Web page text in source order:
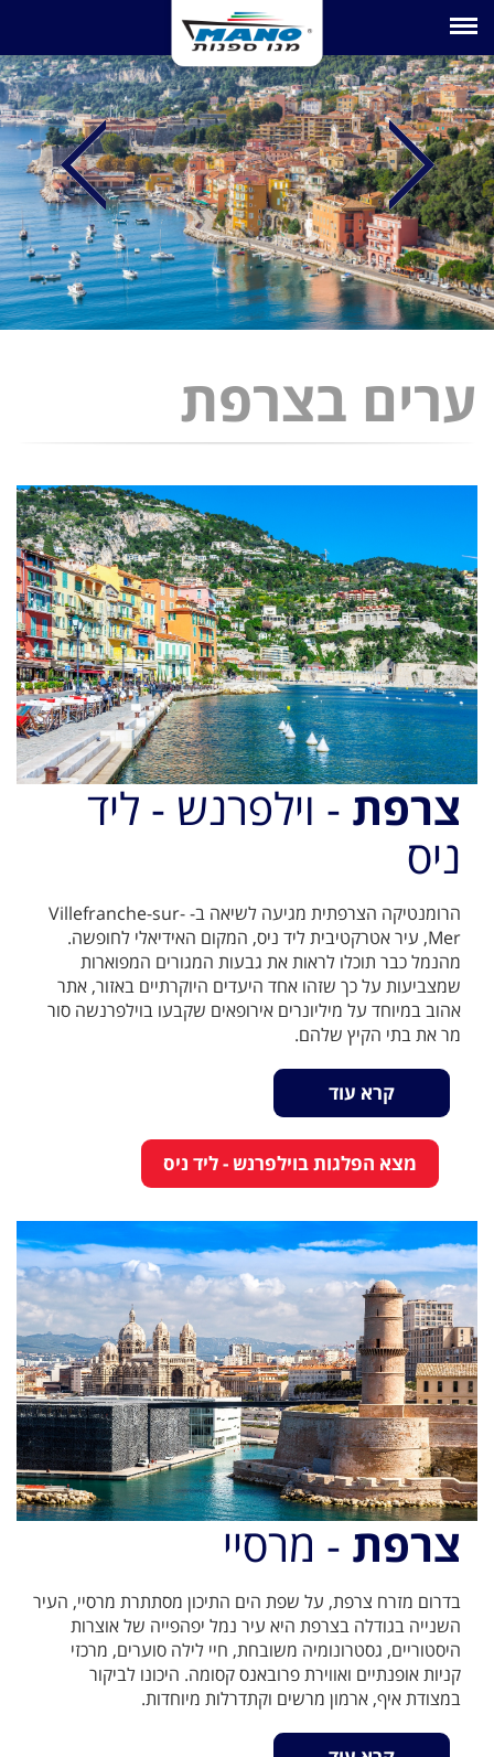
Toggle navigation
ערים בצרפת
צרפת - וילפרנש - ליד
ניס
הרומנטיקה הצרפתית מגיעה לשיאה ב- Villefranche-sur-
Mer, עיר אטרקטיבית ליד ניס, המקום האידיאלי לחופשה.
מהנמל כבר תוכלו לראות את גבעות המגורים המפוארות
שמצביעות על כך שזהו אחד היעדים היוקרתיים באזור, אתר
אהוב במיוחד על מיליונרים אירופאים שקבעו בוילפרנשה סור
מר את בתי הקיץ שלהם.
קרא עוד
מצא הפלגות בוילפרנש - ליד ניס
צרפת - מרסיי
בדרום מזרח צרפת, על שפת הים התיכון מסתתרת מרסיי, העיר
השנייה בגודלה בצרפת היא עיר נמל יפהפייה של אוצרות
היסטוריים, גסטרונומיה משובחת, חיי לילה סוערים, מרכזי
קניות אופנתיים ואווירת פרובאנס קסומה. היכונו לביקור
במצודת איף, ארמון מרשים וקתדרלות מיוחדות.